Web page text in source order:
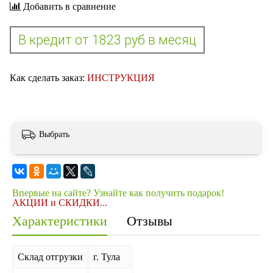
Добавить в сравнение
Как сделать заказ: ИНСТРУКЦИЯ
Выбрать
Впервые на сайте? Узнайте как получить подарок!
АКЦИИ и СКИДКИ...
Характеристики Отзывы
Склад отгрузки г. Тула